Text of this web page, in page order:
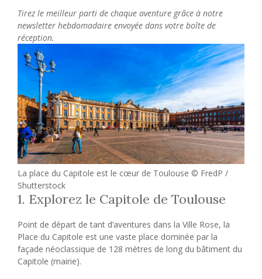
Tirez le meilleur parti de chaque aventure grâce à notre
newsletter hebdomadaire envoyée dans votre boîte de
réception.
La place du Capitole est le cœur de Toulouse © FredP /
Shutterstock
1. Explorez le Capitole de Toulouse
Point de départ de tant d’aventures dans la Ville Rose, la
Place du Capitole est une vaste place dominée par la
façade néoclassique de 128 mètres de long du bâtiment du
Capitole (mairie).